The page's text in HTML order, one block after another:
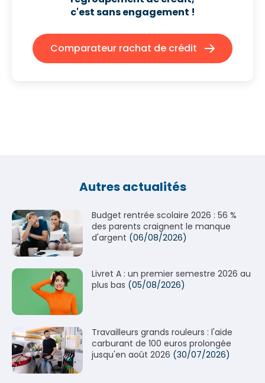
c'est sans engagement !
Comparateur rachat de crédit
Autres actualités
Budget rentrée scolaire 2026 : 56 %
des parents craignent le manque
d'argent (06/08/2026)
Livret A : un premier semestre 2026 au
plus bas (05/08/2026)
Travailleurs grands rouleurs : l'aide
carburant de 100 euros prolongée
jusqu'en août 2026 (30/07/2026)